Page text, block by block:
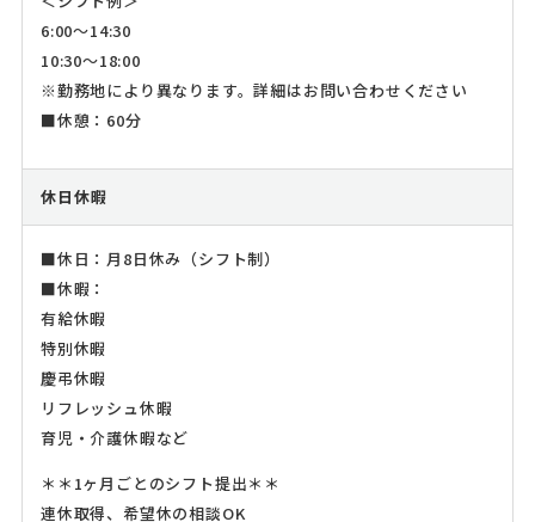
6:00～14:30
10:30～18:00
※勤務地により異なります。詳細はお問い合わせください
■休憩：60分
休日休暇
■休日：月8日休み（シフト制）
■休暇：
有給休暇
特別休暇
慶弔休暇
リフレッシュ休暇
育児・介護休暇など
＊＊1ヶ月ごとのシフト提出＊＊
連休取得、希望休の相談OK